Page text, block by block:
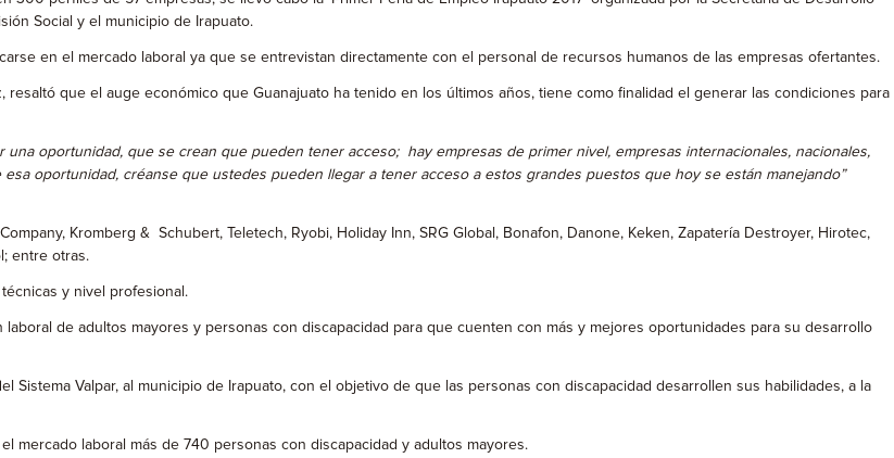
Social y el municipio de Irapuato.
en el mercado laboral ya que se entrevistan directamente con el personal de recursos humanos de las empresas ofertantes.
resaltó que el auge económico que Guanajuato ha tenido en los últimos años, tiene como finalidad el generar las condiciones para
oportunidad, que se crean que pueden tener acceso; hay empresas de primer nivel, empresas internacionales, nacionales,
oportunidad, créanse que ustedes pueden llegar a tener acceso a estos grandes puestos que hoy se están manejando”
Kromberg & Schubert, Teletech, Ryobi, Holiday Inn, SRG Global, Bonafon, Danone, Keken, Zapatería Destroyer, Hirotec,
entre otras.
y nivel profesional.
de adultos mayores y personas con discapacidad para que cuenten con más y mejores oportunidades para su desarrollo
Sistema Valpar, al municipio de Irapuato, con el objetivo de que las personas con discapacidad desarrollen sus habilidades, a la
mercado laboral más de 740 personas con discapacidad y adultos mayores.